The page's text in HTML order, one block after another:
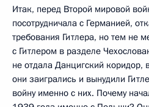
Итак, перед Второй мировой
посотрудничала с Германией,
требования Гитлера, но тем не
с Гитлером в разделе
не отдала Данцигский коридор,
они заигрались и вынудили
войну именно с них. Почему